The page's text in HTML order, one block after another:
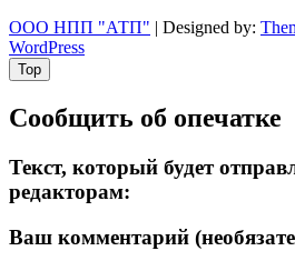
ООО НПП "АТП" | Designed by:
WordPress
Top
Сообщить об опечатке
Текст, который будет
редакторам:
Ваш комментарий